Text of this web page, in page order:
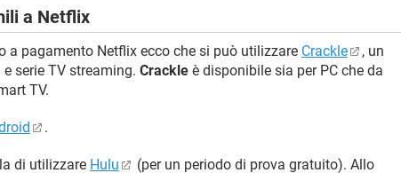
a Netflix
a pagamento Netflix ecco che si può utilizzare Crackle
, un
serie TV streaming. Crackle è disponibile sia per PC che da
TV.
.
di utilizzare Hulu
(per un periodo di prova gratuito). Allo